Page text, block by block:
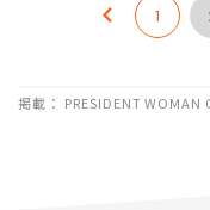
1
掲載： PRESIDENT